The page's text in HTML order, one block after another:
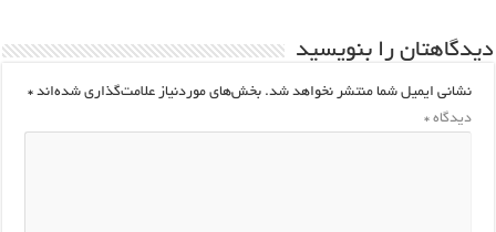
دیدگاهتان را بنویسید
نشانی ایمیل شما منتشر نخواهد شد. بخش‌های موردنیاز علامت‌گذاری شده‌اند *
دیدگاه *